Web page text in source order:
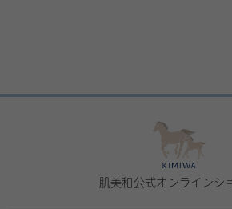
肌美和公式オンラインシ